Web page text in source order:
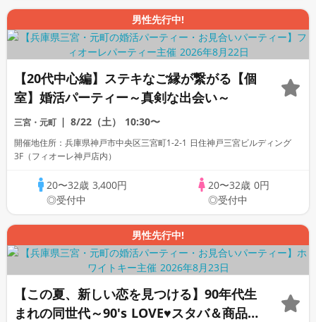
男性先行中!
【20代中心編】ステキなご縁が繋がる【個
室】婚活パーティー～真剣な出会い～
三宮・元町 8/22（土） 10:30〜
開催地住所：兵庫県神戸市中央区三宮町1-2-1 日住神戸三宮ビルディング
3F（フィオーレ神戸店内）
20〜32歳 3,400円
◎受付中
20〜32歳 0円
◎受付中
男性先行中!
【この夏、新しい恋を見つける】90年代生
まれの同世代～90's LOVE♥スタバ＆商品